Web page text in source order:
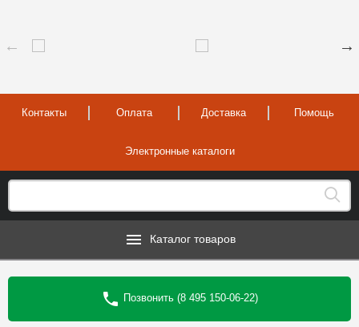
Контакты Оплата Доставка Помощь
Электронные каталоги
Каталог товаров
Позвонить (8 495 150-06-22)